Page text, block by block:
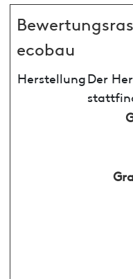
ecobau
HerstellungDer